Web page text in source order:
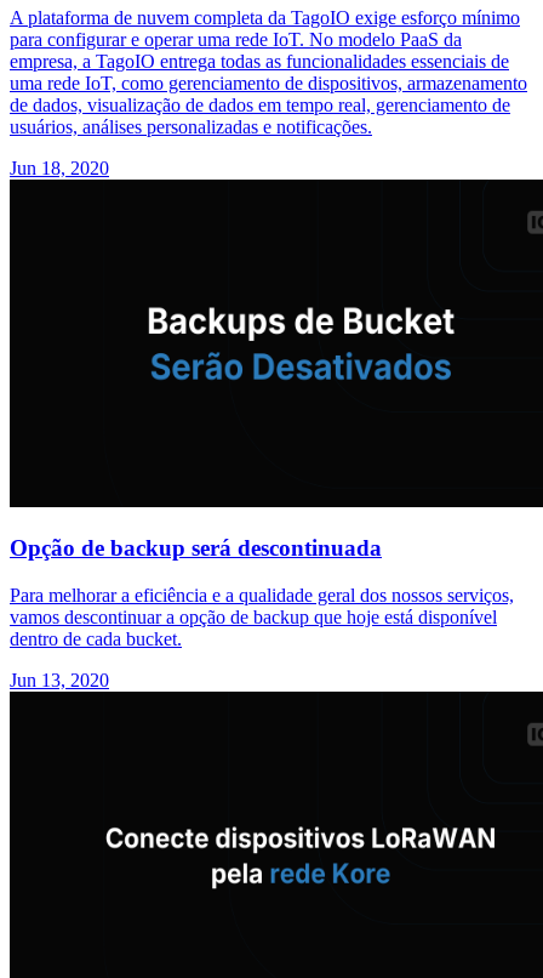
A plataforma de nuvem completa da TagoIO exige esforço mínimo
para configurar e operar uma rede IoT. No modelo PaaS da
empresa, a TagoIO entrega todas as funcionalidades essenciais de
uma rede IoT, como gerenciamento de dispositivos, armazenamento
de dados, visualização de dados em tempo real, gerenciamento de
usuários, análises personalizadas e notificações.
Jun 18, 2020
Opção de backup será descontinuada
Para melhorar a eficiência e a qualidade geral dos nossos serviços,
vamos descontinuar a opção de backup que hoje está disponível
dentro de cada bucket.
Jun 13, 2020